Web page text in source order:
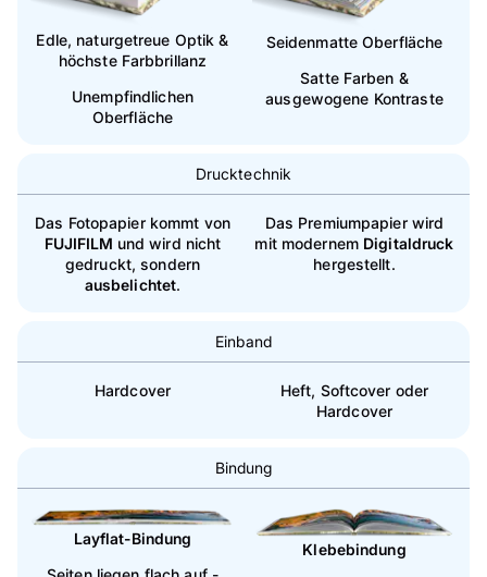
Edle, naturgetreue Optik &
höchste Farbbrillanz
Unempfindlichen
Oberfläche
Seidenmatte Oberfläche
Satte Farben &
ausgewogene Kontraste
Drucktechnik
Das Fotopapier kommt von
FUJIFILM und wird nicht
gedruckt, sondern
ausbelichtet.
Das Premiumpapier wird
mit modernem Digitaldruck
hergestellt.
Einband
Hardcover
Heft, Softcover oder
Hardcover
Bindung
Layflat-Bindung
Klebebindung